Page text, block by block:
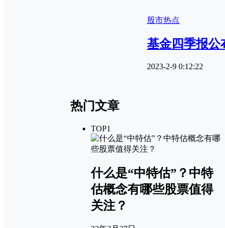
股市热点
基金四季报公
2023-2-9 0:12:22
热门文章
TOP1
什么是“中特估”？中特
估概念有哪些股票值得
关注？